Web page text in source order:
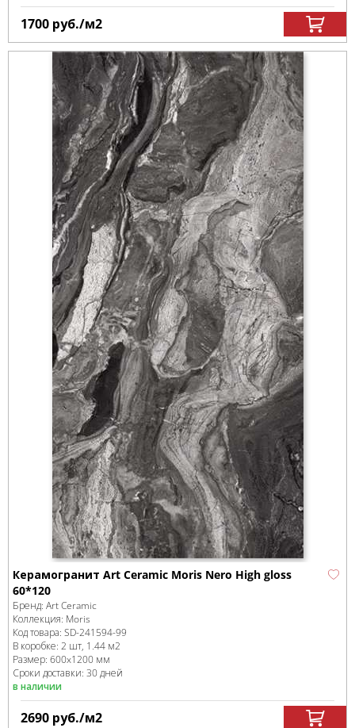
1700 руб./м2
Керамогранит Art Ceramic Moris Nero High gloss
60*120
Бренд: Art Ceramic
Коллекция: Moris
Код товара: SD-241594-99
В коробке: 2 шт, 1.44 м2
Размер: 600x1200 мм
Сроки доставки: 30 дней
в наличии
2690 руб./м2